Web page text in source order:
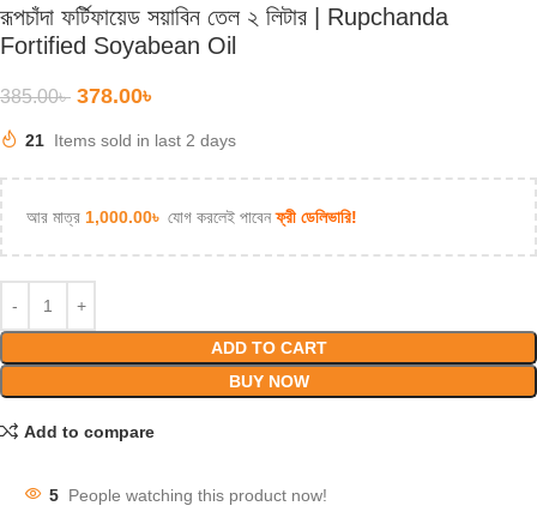
রূপচাঁদা ফর্টিফায়েড সয়াবিন তেল ২ লিটার | Rupchanda
Fortified Soyabean Oil
385.00৳ 378.00৳
21 Items sold in last 2 days
আর মাত্র 1,000.00৳ যোগ করলেই পাবেনফ্রী ডেলিভারি!
ADD TO CART
BUY NOW
Add to compare
5 People watching this product now!